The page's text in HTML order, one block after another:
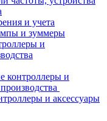
и учета
и зуммеры
и
и
и аксессуары